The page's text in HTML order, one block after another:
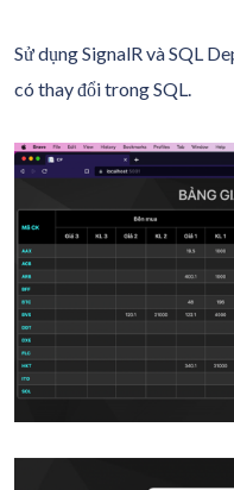
Sử dụng SignalR và SQL
có thay đổi trong SQL.